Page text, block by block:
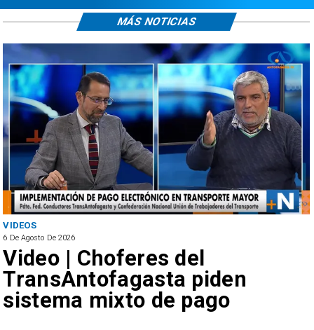
6 De Agosto De 2026
SERNAC oficia a Bipay
reclamos por cobros
irregulares en el
MÁS NOTICIAS